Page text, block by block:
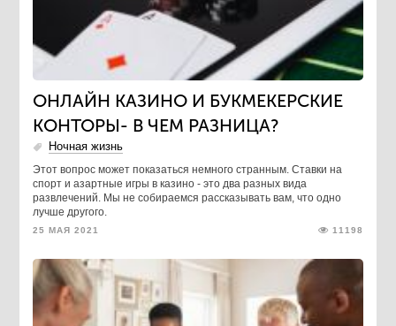
ОНЛАЙН КАЗИНО И БУКМЕКЕРСКИЕ
КОНТОРЫ- В ЧЕМ РАЗНИЦА?
Ночная жизнь
Этот вопрос может показаться немного странным. Ставки на
спорт и азартные игры в казино - это два разных вида
развлечений. Мы не собираемся рассказывать вам, что одно
лучше другого.
25 МАЯ 2021 11198